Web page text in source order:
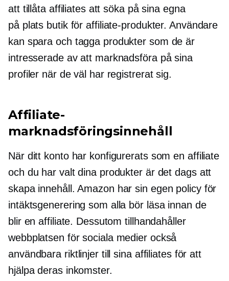
att tillåta affiliates att söka på sina egna
på plats butik för affiliate-produkter. Användare
kan spara och tagga produkter som de är
intresserade av att marknadsföra på sina
profiler när de väl har registrerat sig.
Affiliate-
marknadsföringsinnehåll
När ditt konto har konfigurerats som en affiliate
och du har valt dina produkter är det dags att
skapa innehåll. Amazon har sin egen policy för
intäktsgenerering som alla bör läsa innan de
blir en affiliate. Dessutom tillhandahåller
webbplatsen för sociala medier också
användbara riktlinjer till sina affiliates för att
hjälpa deras inkomster.